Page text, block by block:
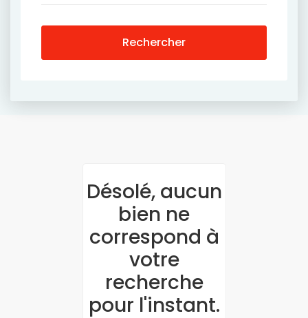
Rechercher
Désolé, aucun
bien ne
correspond à
votre
recherche
pour l'instant.